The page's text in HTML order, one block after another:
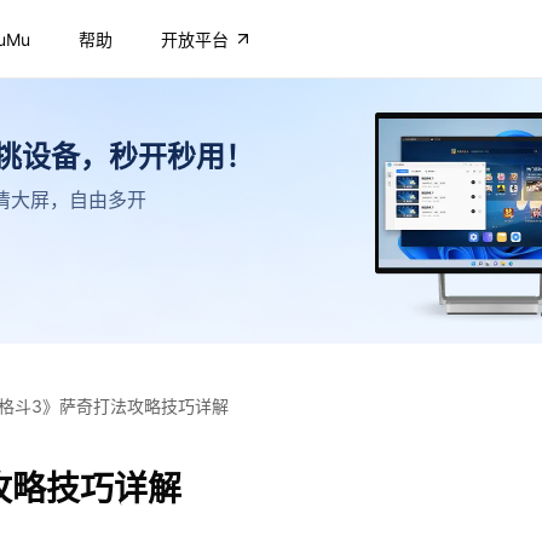
帮助 开放平台
备，秒开秒用！
大屏，自由多开
斗3》萨奇打法攻略技巧详解
技巧详解